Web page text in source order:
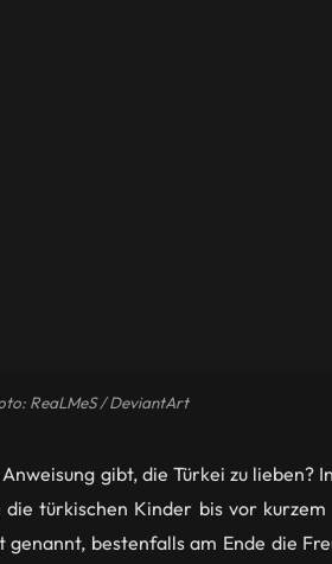
ReaLMeS / DeviantArt
gibt, die Türkei zu lieben?
türkischen Kinder bis vor
bestenfalls am Ende die